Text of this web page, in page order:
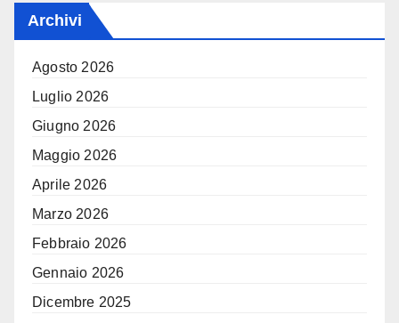
Archivi
Agosto 2026
Luglio 2026
Giugno 2026
Maggio 2026
Aprile 2026
Marzo 2026
Febbraio 2026
Gennaio 2026
Dicembre 2025